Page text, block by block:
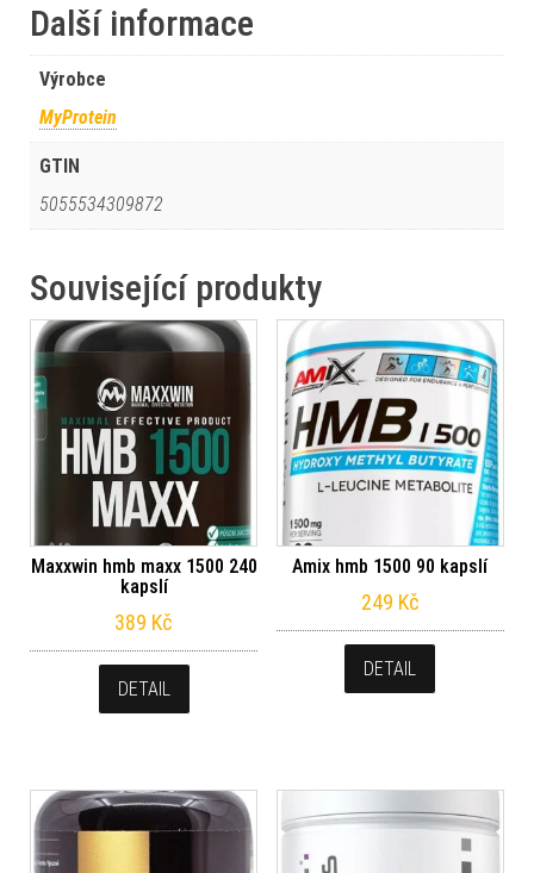
Další informace
Výrobce
MyProtein
GTIN
5055534309872
Související produkty
Maxxwin hmb maxx 1500 240
kapslí
389 Kč
DETAIL
Amix hmb 1500 90 kapslí
249 Kč
DETAIL